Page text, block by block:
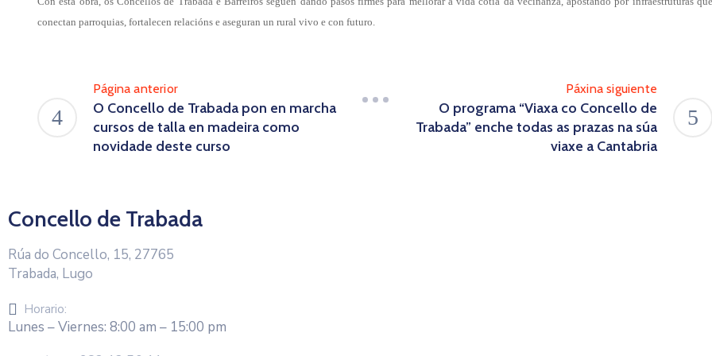
conectan parroquias, fortalecen relacións e aseguran un rural vivo e con futuro.
Página anterior
O Concello de Trabada pon en marcha
cursos de talla en madeira como
novidade deste curso
Páxina siguiente
O programa “Viaxa co Concello de
Trabada” enche todas as prazas na súa
viaxe a Cantabria
Concello de Trabada
Rúa do Concello, 15, 27765
Trabada, Lugo
Horario:
Lunes – Viernes: 8:00 am – 15:00 pm